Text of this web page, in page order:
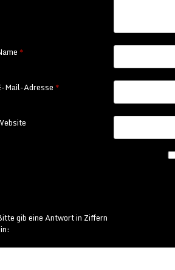
*
Mail-Adresse*
gib eine Antwort in Ziffern